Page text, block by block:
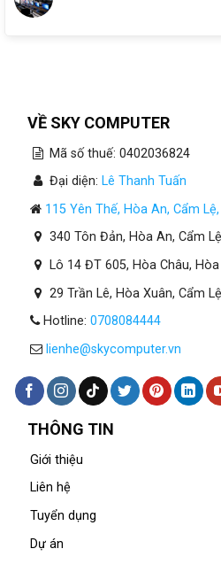
VỀ SKY COMPUTER
Mã số thuế: 0402036824
Đại diện: Lê Thanh Tuấn
115 Yên Thế, Hòa An, Cẩm
340 Tôn Đản, Hòa An, Cẩm
Lô 14 ĐT 605, Hòa Châu,
29 Trần Lê, Hòa Xuân, Cẩm
Hotline: 0708084444
lienhe@skycomputer.vn
THÔNG TIN
Giới thiệu
Liên hệ
Tuyển dụng
Dự án